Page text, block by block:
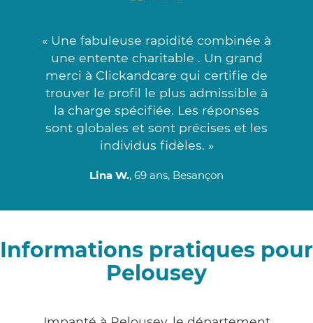
« Une fabuleuse rapidité combinée à
une entente charitable . Un grand
merci à Clickandcare qui certifie de
trouver le profil le plus admissible à
la charge spécifiée. Les réponses
sont globales et sont précises et les
individus fidèles. »
Lina W., 69 ans, Besançon
Informations pratiques pour
Pelousey